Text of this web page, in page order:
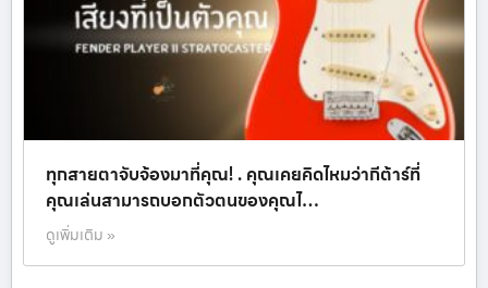
ทุกสายตาจับจ้องมาที่คุณ! . คุณเคยคิดไหมว่ากีต้าร์ที่
คุณเล่นสามารถบอกตัวตนของคุณไ…
ดูเพิ่มเติม »